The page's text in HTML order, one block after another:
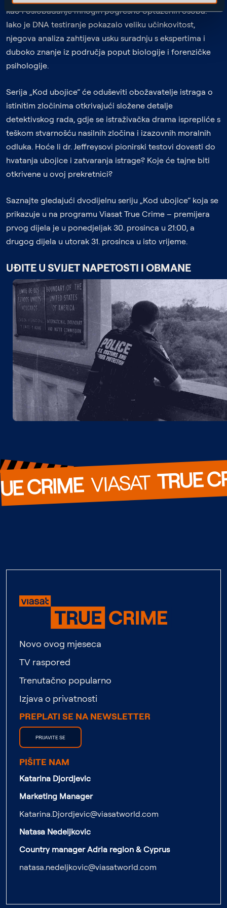
kao i oslobađanje mnogih pogrešno optuženih osoba.
Iako je DNA testiranje pokazalo veliku učinkovitost,
njegova analiza zahtijeva usku suradnju s ekspertima i
duboko znanje iz područja poput biologije i forenzičke
psihologije.
Serija „Kod ubojice” će oduševiti obožavatelje istraga o
istinitim zločinima otkrivajući složene detalje
detektivskog rada, gdje se istraživačka drama isprepliće s
teškom stvarnošću nasilnih zločina i izazovnih moralnih
odluka. Hoće li dr. Jeffreysovi pionirski testovi dovesti do
hvatanja ubojice i zatvaranja istrage? Koje će tajne biti
otkrivene u ovoj prekretnici?
Saznajte gledajući dvodijelnu seriju „Kod ubojice” koja se
prikazuje u na programu Viasat True Crime – premijera
prvog dijela je u ponedjeljak 30. prosinca u 21:00, a
drugog dijela u utorak 31. prosinca u isto vrijeme.
UĐITE U SVIJET NAPETOSTI I OBMANE
CRIME VIASAT TRUE
Novo ovog mjeseca
TV raspored
Trenutačno popularno
Izjava o privatnosti
PREPLATI SE NA NEWSLETTER
PRIJAVITE SE
PIŠITE NAM
Katarina Djordjevic
Marketing Manager
Katarina.Djordjevic@viasatworld.com
Natasa Nedeljkovic
Country manager Adria region & Cyprus
natasa.nedeljkovic@viasatworld.com